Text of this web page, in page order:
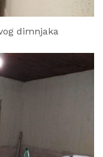
dimnjaka